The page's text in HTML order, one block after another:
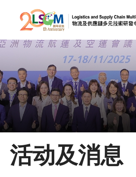
跳到内容（按回车键
会
A A
主页
关于LSCM
活动及消息